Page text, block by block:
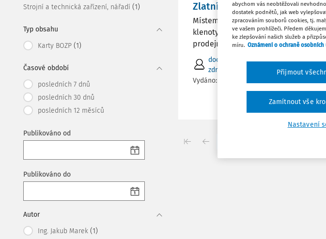
Strojní a technická zařízení, nářadí (1)
Typ obsahu
Karty BOZP (1)
Časové období
posledních 7 dnů
posledních 30 dnů
posledních 12 měsíců
Publikováno od
Publikováno do
Autor
Ing. Jakub Marek (1)
Zlatník – klenotník – hodinář
Místem výkonu práce jsou vnitřní
klenoty, které jsou zpravidla
prodejny nebo dílny mohou náležet
doc. RNDr. Mgr. Petr A. Skřehot Ph.D.,
zdraví, z.ú.
Vydáno:
abychom vás neobtěžovali
dostatek podnětů, jak web
zpracováním souborů cookies, tj.
ve vašem prohlížeči. Předem
ke zlepšování našich služeb a
míru. Oznámení o ochraně
Nastavení
Zamítnout vše
Přijmout